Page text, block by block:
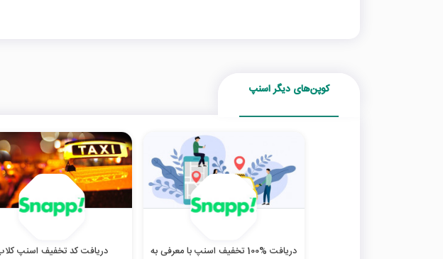
کوپن‌های دیگر اسنپ
دریافت %100 تخفیف اسنپ با معرفی به
دریافت کد تخفیف اسنپ